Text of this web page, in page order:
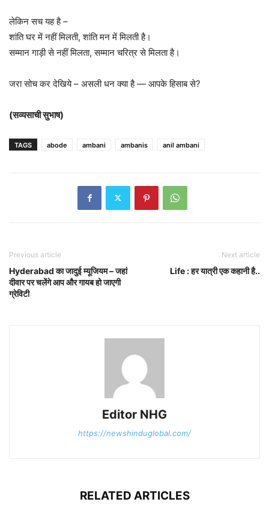
लेकिन सच यह है –
शांति घर में नहीं मिलती, शांति मन में मिलती है।
सम्मान गाड़ी से नहीं मिलता, सम्मान चरित्र से मिलता है।
जरा सोच कर देखिये – असली धन क्या है — आपके हिसाब से?
(सव्यसाची सुभाष)
TAGS abode ambani ambanis anil ambani
Previous article
Hyderabad का जादुई म्यूजियम – जहां
दीवार पर चलेंगे आप और गायब हो जाएगी
ग्रेविटी
Next article
Life : हर यात्री एक कहानी है..
Editor NHG
https://newshinduglobal.com/
RELATED ARTICLES